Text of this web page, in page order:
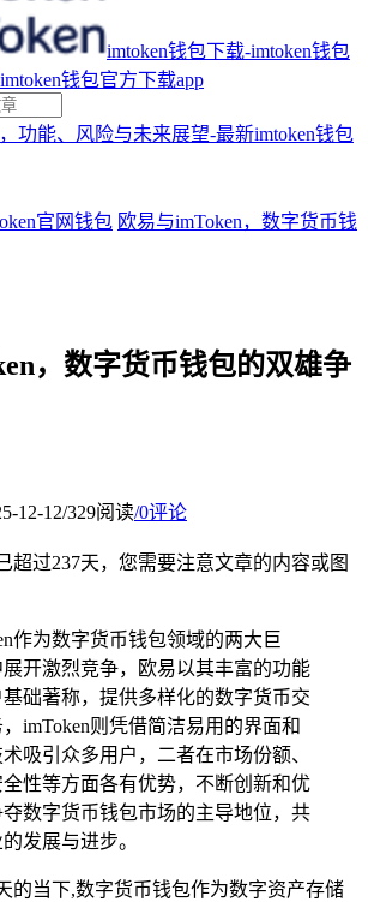
imtoken钱包下载-imtoken钱包
钱包官方下载app
功能、风险与未来展望-最新imtoken钱包
官网钱包 欧易与imToken，数字货币钱
，数字货币钱包的双雄争
12-12/329阅读/0评论
超过237天，您需要注意文章的内容或图
作为数字货币钱包领域的两大巨
开激烈竞争，欧易以其丰富的功能
础著称，提供多样化的数字货币交
imToken则凭借简洁易用的界面和
吸引众多用户，二者在市场份额、
性等方面各有优势，不断创新和优
数字货币钱包市场的主导地位，共
发展与进步。
的当下,数字货币钱包作为数字资产存储